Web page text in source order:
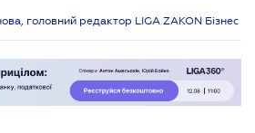
головний редактор LIGA ZAKON Бізнес